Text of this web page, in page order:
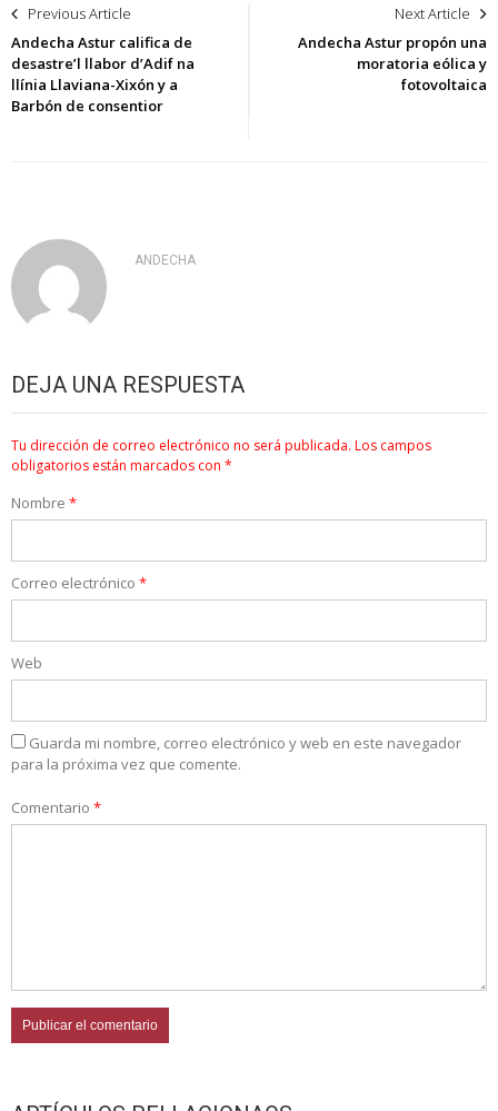
de
entradas
Previous Article
Andecha Astur califica de
desastre’l llabor d’Adif na
llínia Llaviana-Xixón y a
Barbón de consentior
Next Article
Andecha Astur propón una
moratoria eólica y
fotovoltaica
ANDECHA
DEJA UNA RESPUESTA
Tu dirección de correo electrónico no será publicada. Los campos
obligatorios están marcados con *
Nombre *
Correo electrónico *
Web
Guarda mi nombre, correo electrónico y web en este navegador
para la próxima vez que comente.
Comentario *